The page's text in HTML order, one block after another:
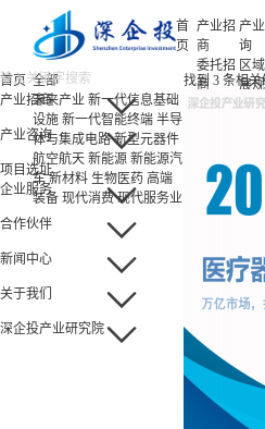
首
页
产业招
商
委托招
商
招商策
会
招商培
训
产
询
区
展
产
划
策
装
专
究
首页
产业招商
产业咨询
项目选址
企业服务
合作伙伴
新闻中心
关于我们
深企投产业研究院
全部
未来产业 新一代信息基础
设施 新一代智能终端 半导
体与集成电路 新型元器件
航空航天 新能源 新能源汽
车 新材料 生物医药 高端
装备 现代消费 现代服务业
找到 3 条相关